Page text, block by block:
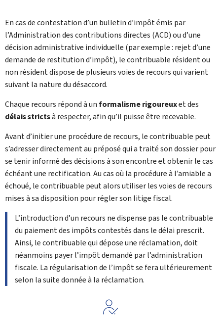
En cas de contestation d’un bulletin d’impôt émis par
l’Administration des contributions directes (ACD) ou d’une
décision administrative individuelle (par exemple : rejet d’une
demande de restitution d’impôt), le contribuable résident ou
non résident dispose de plusieurs voies de recours qui varient
suivant la nature du désaccord.
Chaque recours répond à un formalisme rigoureuxet des
délais strictsà respecter, afin qu’il puisse être recevable.
Avant d’initier une procédure de recours, le contribuable peut
s’adresser directement au préposé qui a traité son dossier pour
se tenir informé des décisions à son encontre et obtenir le cas
échéant une rectification. Au cas où la procédure à l’amiable a
échoué, le contribuable peut alors utiliser les voies de recours
mises à sa disposition pour régler son litige fiscal.
L’introduction d’un recours ne dispense pas le contribuable
du paiement des impôts contestés dans le délai prescrit.
Ainsi, le contribuable qui dépose une réclamation, doit
néanmoins payer l’impôt demandé par l’administration
fiscale. La régularisation de l’impôt se fera ultérieurement
selon la suite donnée à la réclamation.